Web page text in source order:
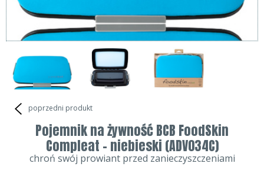
poprzedni produkt
Pojemnik na żywność BCB FoodSkin
Compleat - niebieski (ADV034C)
chroń swój prowiant przed zanieczyszczeniami